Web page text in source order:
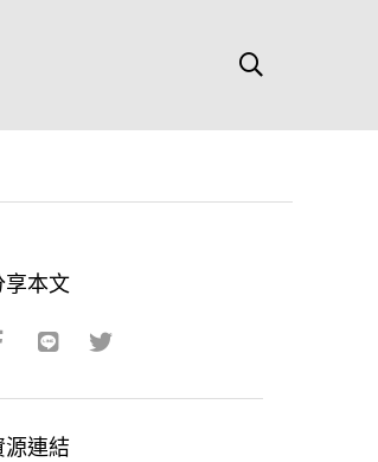
享本文
源連結